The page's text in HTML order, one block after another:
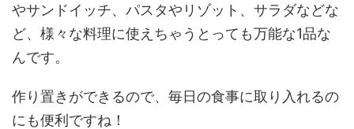
やサンドイッチ、パスタやリゾット、サラダなどな
ど、様々な料理に使えちゃうとっても万能な1品な
んです。
作り置きができるので、毎日の食事に取り入れるの
にも便利ですね！